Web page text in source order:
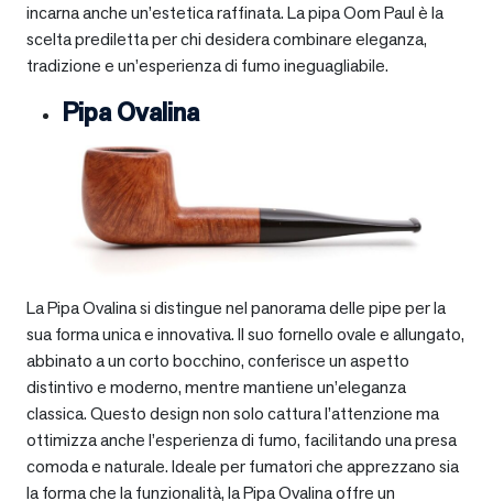
incarna anche un’estetica raffinata. La pipa Oom Paul è la
scelta prediletta per chi desidera combinare eleganza,
tradizione e un’esperienza di fumo ineguagliabile.
Pipa Ovalina
La Pipa Ovalina si distingue nel panorama delle pipe per la
sua forma unica e innovativa. Il suo fornello ovale e allungato,
abbinato a un corto bocchino, conferisce un aspetto
distintivo e moderno, mentre mantiene un’eleganza
classica. Questo design non solo cattura l’attenzione ma
ottimizza anche l’esperienza di fumo, facilitando una presa
comoda e naturale. Ideale per fumatori che apprezzano sia
la forma che la funzionalità, la Pipa Ovalina offre un